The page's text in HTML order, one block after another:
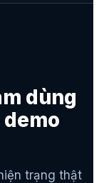
dùng
trạng thật